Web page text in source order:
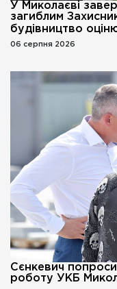
У Миколаєві
загиблим
будівництво
06 серпня 2026
Сєнкевич
роботу УКБ